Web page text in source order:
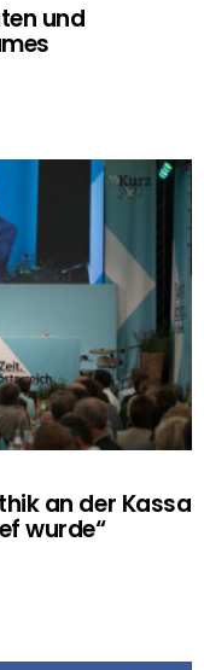
und
an der Kassa
wurde“